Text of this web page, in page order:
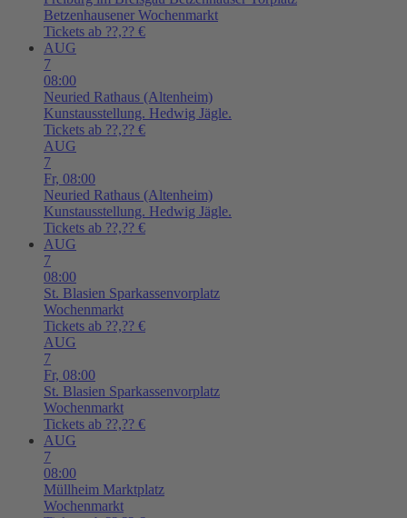
Betzenhausener Wochenmarkt
Tickets ab ??,?? €
AUG
7
08:00
Neuried Rathaus (Altenheim)
Kunstausstellung. Hedwig Jägle.
Tickets ab ??,?? €
AUG
7
Fr, 08:00
Neuried Rathaus (Altenheim)
Kunstausstellung. Hedwig Jägle.
Tickets ab ??,?? €
AUG
7
08:00
St. Blasien Sparkassenvorplatz
Wochenmarkt
Tickets ab ??,?? €
AUG
7
Fr, 08:00
St. Blasien Sparkassenvorplatz
Wochenmarkt
Tickets ab ??,?? €
AUG
7
08:00
Müllheim Marktplatz
Wochenmarkt